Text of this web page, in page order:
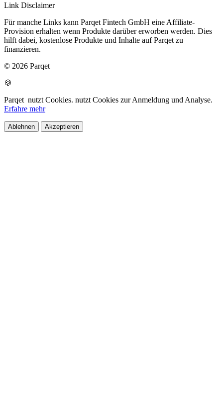
Link Disclaimer
Für manche Links kann Parqet Fintech GmbH eine Affiliate-
Provision erhalten wenn Produkte darüber erworben werden. Dies
hilft dabei, kostenlose Produkte und Inhalte auf Parqet zu
finanzieren.
© 2026 Parqet
🍪
Parqet nutzt Cookies. nutzt Cookies zur Anmeldung und Analyse.
Erfahre mehr
Ablehnen Akzeptieren